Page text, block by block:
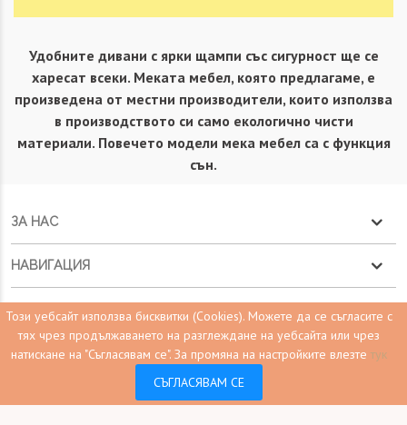
Удобните дивани с ярки щампи със сигурност ще се
харесат всеки. Меката мебел, която предлагаме, е
произведена от местни производители, които използва
в производството си само екологично чисти
материали. Повечето модели мека мебел са с функция
сън.
ЗА НАС
НАВИГАЦИЯ
НАВИГАЦИЯ
КОНТАКТ С НАС
Този уебсайт използва бисквитки (Cookies). Можете да се съгласите с
тях чрез продължаването на разглеждане на уебсайта или чрез
натискане на "Съгласявам се". За промяна на настройките влезте тук
СЪГЛАСЯВАМ СЕ